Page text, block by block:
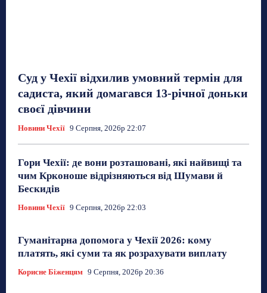
Суд у Чехії відхилив умовний термін для
садиста, який домагався 13-річної доньки
своєї дівчини
Новини Чехії 9 Серпня, 2026р 22:07
Гори Чехії: де вони розташовані, які найвищі та
чим Крконоше відрізняються від Шумави й
Бескидів
Новини Чехії 9 Серпня, 2026р 22:03
Гуманітарна допомога у Чехії 2026: кому
платять, які суми та як розрахувати виплату
Корисне Біженцям 9 Серпня, 2026р 20:36